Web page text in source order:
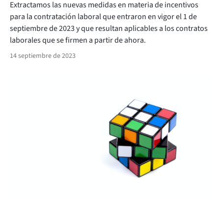
Extractamos las nuevas medidas en materia de incentivos
para la contratación laboral que entraron en vigor el 1 de
septiembre de 2023 y que resultan aplicables a los contratos
laborales que se firmen a partir de ahora.
14 septiembre de 2023